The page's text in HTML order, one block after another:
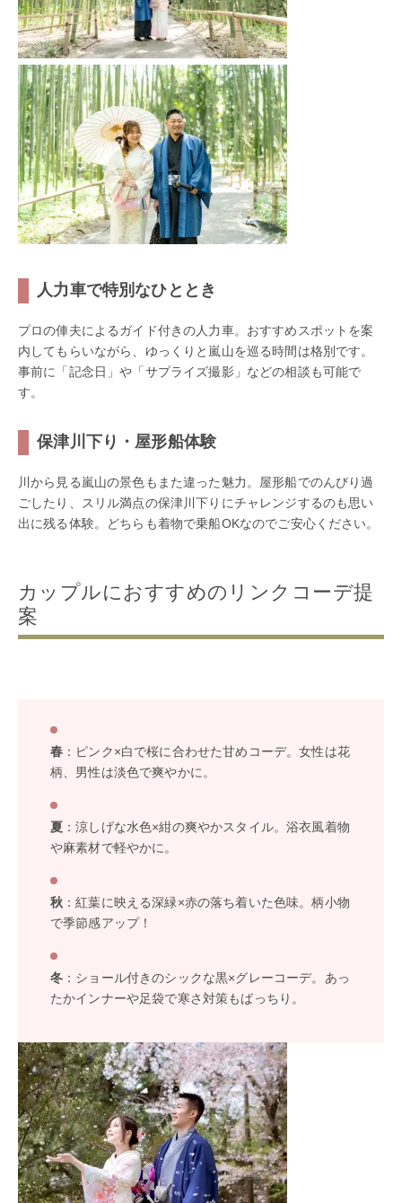
人力車で特別なひととき
プロの俥夫によるガイド付きの人力車。おすすめスポットを案
内してもらいながら、ゆっくりと嵐山を巡る時間は格別です。
事前に「記念日」や「サプライズ撮影」などの相談も可能で
す。
保津川下り・屋形船体験
川から見る嵐山の景色もまた違った魅力。屋形船でのんびり過
ごしたり、スリル満点の保津川下りにチャレンジするのも思い
出に残る体験。どちらも着物で乗船OKなのでご安心ください。
カップルにおすすめのリンクコーデ提
案
春 ：ピンク×白で桜に合わせた甘めコーデ。女性は花
柄、男性は淡色で爽やかに。
夏 ：涼しげな水色×紺の爽やかスタイル。浴衣風着物
や麻素材で軽やかに。
秋 ：紅葉に映える深緑×赤の落ち着いた色味。柄小物
で季節感アップ！
冬 ：ショール付きのシックな黒×グレーコーデ。あっ
たかインナーや足袋で寒さ対策もばっちり。